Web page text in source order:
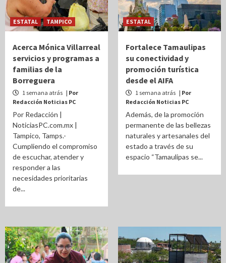
ESTATAL TAMPICO
Acerca Mónica Villarreal
servicios y programas a
familias de la
Borreguera
1 semana atrás | Por
Redacción Noticias PC
Por Redacción |
NoticiasPC.com.mx |
Tampico, Tamps.-
Cumpliendo el compromiso
de escuchar, atender y
responder a las
necesidades prioritarias
de...
ESTATAL
Fortalece Tamaulipas
su conectividad y
promoción turística
desde el AIFA
1 semana atrás | Por
Redacción Noticias PC
Además, de la promoción
permanente de las bellezas
naturales y artesanales del
estado a través de su
espacio “Tamaulipas se...